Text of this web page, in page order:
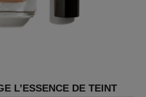
L’ESSENCE DE TEINT